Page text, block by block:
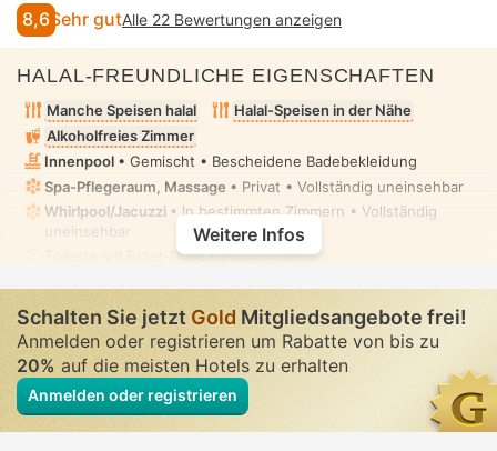
8,6 Sehr gutAlle 22 Bewertungen anzeigen
HALAL-FREUNDLICHE EIGENSCHAFTEN
Manche Speisen halal
Halal-Speisen in der Nähe
Alkoholfreies Zimmer
Innenpool • Gemischt • Bescheidene Badebekleidung
Spa-Pflegeraum, Massage • Privat • Vollständig uneinsehbar
Whirlpool/Jacuzzi • In bestimmten Zimmern • Vollständig
uneinsehbar
Toilette mit Bidet-Düse• In allen Zimmern
Weitere Infos
Schalten Sie jetztGold Mitgliedsangebote frei!
Anmelden oder registrieren um Rabatte von bis zu
20%auf die meisten Hotels zu erhalten
Anmelden oder registrieren